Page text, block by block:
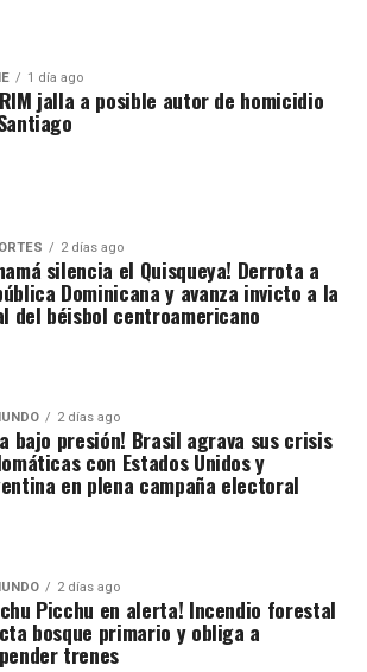
1 día ago
jalla a posible autor de homicidio
2 días ago
silencia el Quisqueya! Derrota a
Dominicana y avanza invicto a la
del béisbol centroamericano
2 días ago
bajo presión! Brasil agrava sus crisis
con Estados Unidos y
en plena campaña electoral
2 días ago
Picchu en alerta! Incendio forestal
bosque primario y obliga a
trenes